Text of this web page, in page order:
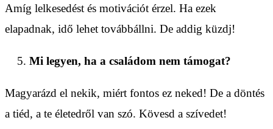
Amíg lelkesedést és motivációt érzel. Ha ezek
elapadnak, idő lehet továbbállni. De addig küzdj!
Mi legyen, ha a családom nem támogat?
Magyarázd el nekik, miért fontos ez neked! De a döntés
a tiéd, a te életedről van szó. Kövesd a szívedet!